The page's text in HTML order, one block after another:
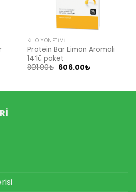
KILO YÖNETIMI
Protein Bar Limon Aromalı
14’lü paket
801.00₺ Orijinal
606.00₺Şu